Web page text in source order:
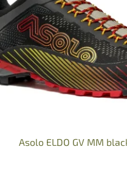
Asolo ELDO GV MM